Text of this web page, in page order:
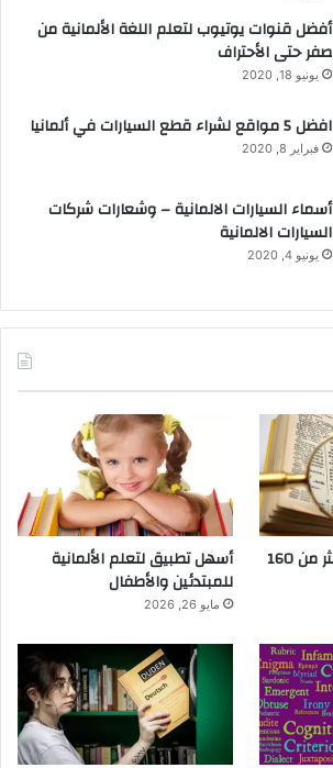
أفضل قنوات يوتيوب لتعلم اللغة الألمانية من
صفر حتى الأحتراف
يونيو 18, 2020
افضل 5 مواقع لشراء قطع السيارات في ألمانيا
فبراير 8, 2020
أسماء السيارات الالمانية – وشعارات شركات
السيارات الالمانية
يونيو 4, 2020
أسهل تطبيق لتعلّم أكثر من 160
أسهل تطبيق لتعلم الألمانية
للمبتدئين والأطفال
مايو 26, 2026